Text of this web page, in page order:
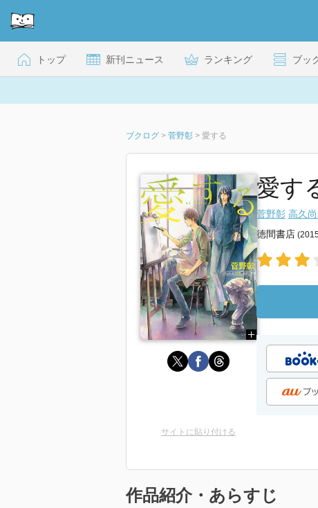
トップ 新刊ニュース ランキング ブッ
ブクログ > 菅野彰 > 愛する
愛す
菅野彰 高久
徳間書店
サイトに貼り付ける
作品紹介・あらすじ